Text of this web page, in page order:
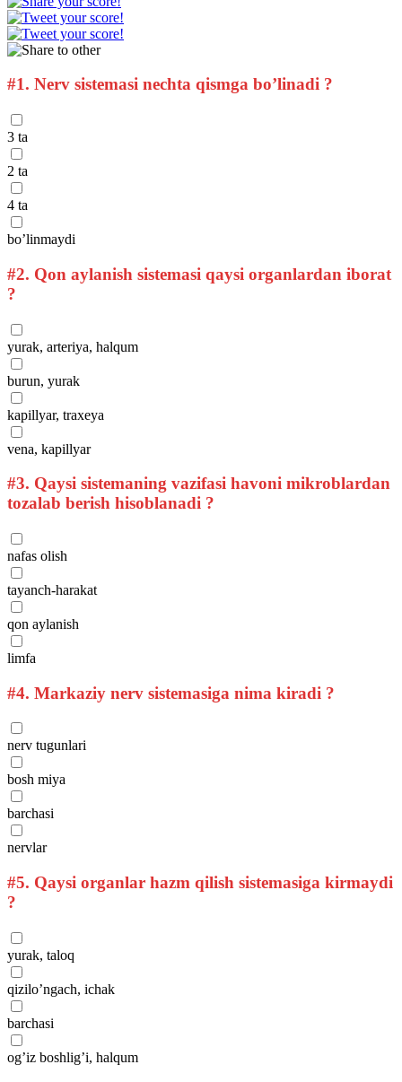
#1. Nerv sistemasi nechta qismga bo’linadi ?
3 ta
2 ta
4 ta
bo’linmaydi
#2. Qon aylanish sistemasi qaysi organlardan iborat
?
yurak, arteriya, halqum
burun, yurak
kapillyar, traxeya
vena, kapillyar
#3. Qaysi sistemaning vazifasi havoni mikroblardan
tozalab berish hisoblanadi ?
nafas olish
tayanch-harakat
qon aylanish
limfa
#4. Markaziy nerv sistemasiga nima kiradi ?
nerv tugunlari
bosh miya
barchasi
nervlar
#5. Qaysi organlar hazm qilish sistemasiga kirmaydi
?
yurak, taloq
qizilo’ngach, ichak
barchasi
og’iz boshlig’i, halqum